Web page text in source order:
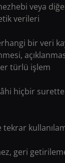
veya
verileri
bir veri
türlü işlem
hiçbir
tekrar
geri